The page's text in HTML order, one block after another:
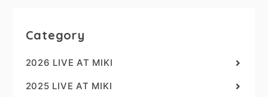
Category
2026 LIVE AT MIKI
2025 LIVE AT MIKI